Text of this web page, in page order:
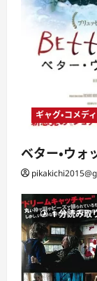
ギャグ・コメディ
ベター・ウォ
1 分読み取